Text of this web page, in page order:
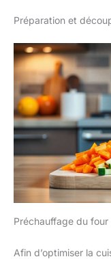
Préparation et
Préchauffage du
Afin d’optimiser la